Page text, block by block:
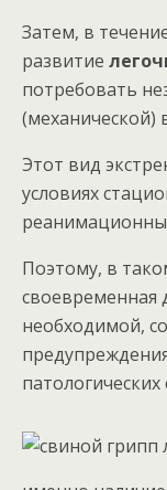
Затем, в
развитие
потребовать
(механической)
Этот вид
условиях
Поэтому, в
своевременная
необходимой,
патологических